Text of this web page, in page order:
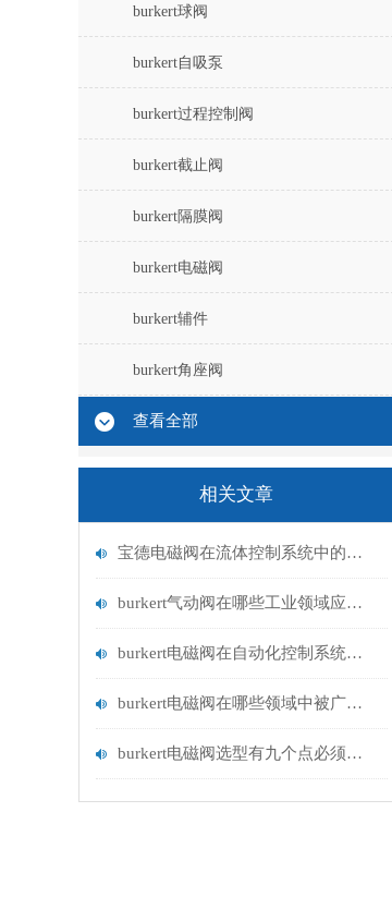
burkert球阀
burkert自吸泵
burkert过程控制阀
burkert截止阀
burkert隔膜阀
burkert电磁阀
burkert辅件
burkert角座阀
查看全部
相关文章
宝德电磁阀在流体控制系统中的应用
burkert气动阀在哪些工业领域应用广泛？
burkert电磁阀在自动化控制系统中的应用
burkert电磁阀在哪些领域中被广泛应用？
burkert电磁阀选型有九个点必须知道国与百科